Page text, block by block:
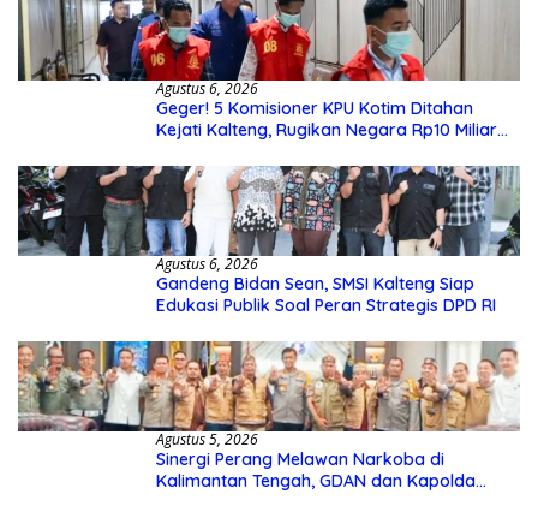
Agustus 6, 2026
Geger! 5 Komisioner KPU Kotim Ditahan
Kejati Kalteng, Rugikan Negara Rp10 Miliar
Agustus 6, 2026
Gandeng Bidan Sean, SMSI Kalteng Siap
Edukasi Publik Soal Peran Strategis DPD RI
Agustus 5, 2026
Sinergi Perang Melawan Narkoba di
Kalimantan Tengah, GDAN dan Kapolda